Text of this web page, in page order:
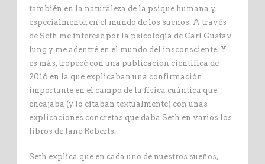
también en la naturaleza de la psique humana y,
especialmente, en el mundo de los sueños. A través
de Seth me interesé por la psicología de Carl Gustav
Jung y me adentré en el mundo del insconsciente. Y
es más, tropecé con una publicación científica de
2016 en la que explicaban una confirmación
importante en el campo de la física cuántica que
encajaba (y lo citaban textualmente) con unas
explicaciones concretas que daba Seth en varios los
libros de Jane Roberts.
Seth explica que en cada uno de nuestros sueños,